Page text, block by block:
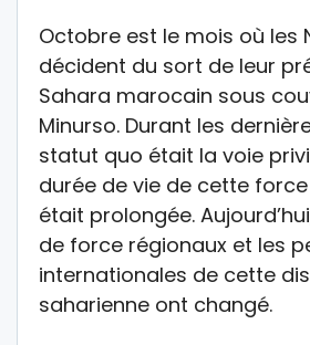
Octobre est le mois où les
décident du sort de leur
Sahara marocain sous
Minurso. Durant les
statut quo était la voie
durée de vie de cette
était prolongée.
de force régionaux et les
internationales de cette
saharienne ont changé.